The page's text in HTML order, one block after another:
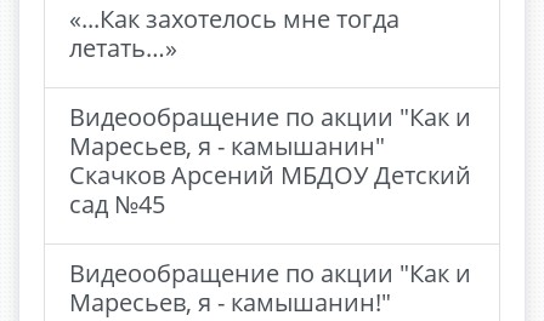
«...Как захотелось мне тогда
летать…»
Видеообращение по акции "Как и
Маресьев, я - камышанин"
Скачков Арсений МБДОУ Детский
сад №45
Видеообращение по акции "Как и
Маресьев, я - камышанин!"